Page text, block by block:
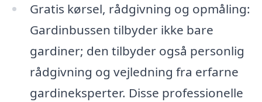
Gratis kørsel, rådgivning og opmåling:
Gardinbussen tilbyder ikke bare
gardiner; den tilbyder også personlig
rådgivning og vejledning fra erfarne
gardineksperter. Disse professionelle